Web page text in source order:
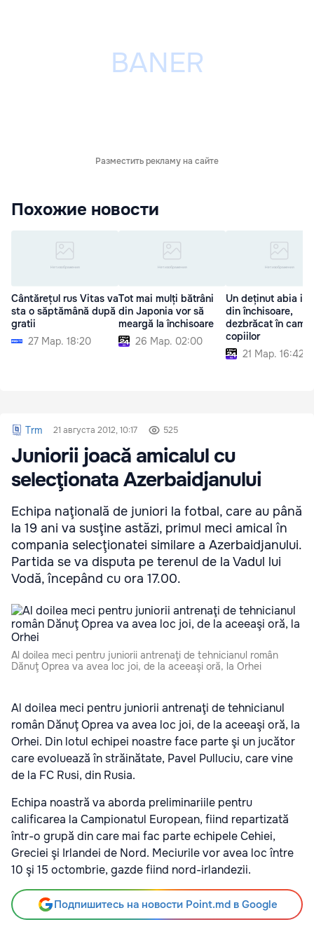
Разместить рекламу на сайте
Похожие новости
Cântărețul rus Vitas va
sta o săptămână după
gratii
27 Мар. 18:20
Tot mai mulți bătrâni
din Japonia vor să
meargă la închisoare
26 Мар. 02:00
Un deținut abia
din închisoare,
dezbrăcat în
copiilor
21 Мар. 16:42
Trm 21 августа 2012, 10:17 525
Juniorii joacă amicalul cu
selecţionata Azerbaidjanului
Echipa naţională de juniori la fotbal, care au până
la 19 ani va susţine astăzi, primul meci amical în
compania selecţionatei similare a Azerbaidjanului.
Partida se va disputa pe terenul de la Vadul lui
Vodă, începând cu ora 17.00.
Al doilea meci pentru juniorii antrenaţi de tehnicianul român
Dănuţ Oprea va avea loc joi, de la aceeaşi oră, la Orhei
Al doilea meci pentru juniorii antrenaţi de tehnicianul
român Dănuţ Oprea va avea loc joi, de la aceeaşi oră, la
Orhei. Din lotul echipei noastre face parte şi un jucător
care evoluează în străinătate, Pavel Pulluciu, care vine
de la FC Rusi, din Rusia.
Echipa noastră va aborda preliminariile pentru
calificarea la Campionatul European, fiind repartizată
într-o grupă din care mai fac parte echipele Cehiei,
Greciei şi Irlandei de Nord. Meciurile vor avea loc între
10 şi 15 octombrie, gazde fiind nord-irlandezii.
Подпишитесь на новости Point.md в Google